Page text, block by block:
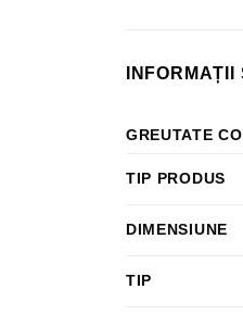
GREUTATE
TIP PRODUS
DIMENSIUNE
TIP